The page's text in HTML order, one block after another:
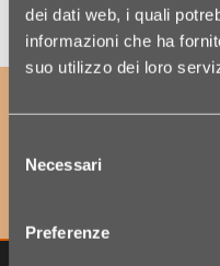
dei dati web, i quali
informazioni che ha
suo utilizzo dei loro
delNecessari
Preferenze